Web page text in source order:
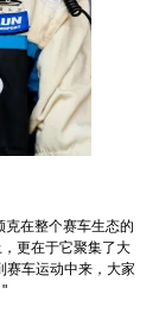
在整个赛车生态的
更在于它聚集了大
赛车运动中来，大家